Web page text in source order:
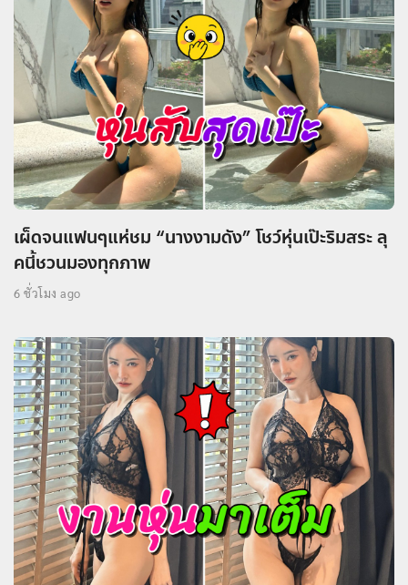
เผ็ดจนแฟนๆแห่ชม “นางงามดัง” โชว์หุ่นเป๊ะริมสระ ลุ
คนี้ชวนมองทุกภาพ
6 ชั่วโมง ago